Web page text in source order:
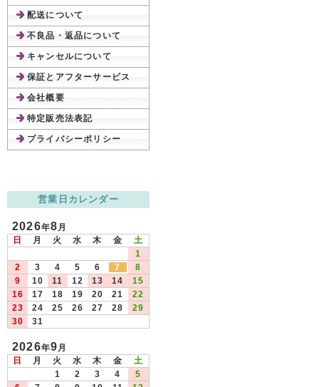
配送について
不良品・返品について
キャンセルについて
保証とアフターサービス
会社概要
特定販売法表記
プライバシーポリシー
営業日カレンダー
2026年8月
日
月 火 水 木 金
土
1
2
3 4 5 6 7
8
9
10 11 12 13 14
15
16
17 18 19 20 21
22
23
24 25 26 27 28
29
30
31
2026年9月
日
月 火 水 木 金
土
1
2 3 4
5